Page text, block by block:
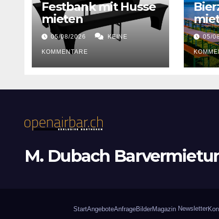
Festbank mit Husse
mieten
05/08/2026 KEINE
KOMMENTARE
05/
M. Dubach
StartAngeboteAnfrageBilderMagazin Newsletter